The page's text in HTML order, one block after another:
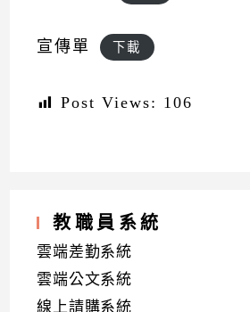
宣傳單 下載
Post Views: 106
教職員系統
雲端差勤系統
雲端公文系統
線上請購系統